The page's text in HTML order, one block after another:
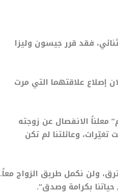
فقد قرر جيسون وليزا
إصلاع علاقتهما التي مرت
معلناً الانفصال عن زوجته
وعائلتنا لم تكن
ولن نكمل طريق الزواج معاً.
بكرامة وصدق”.